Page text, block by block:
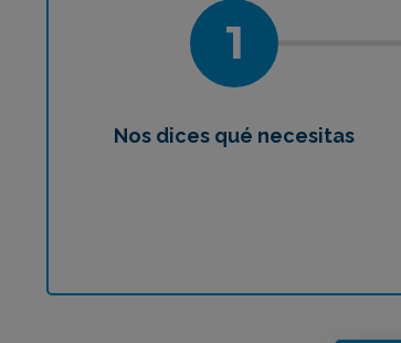
1
Nos dices qué necesitas